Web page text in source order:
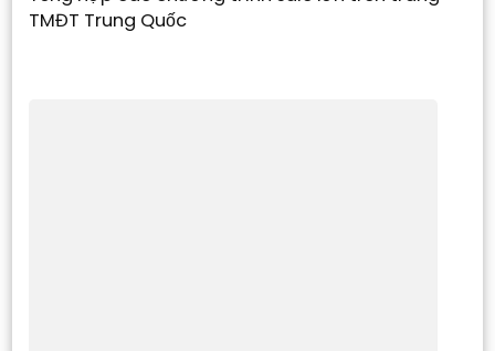
TMĐT Trung Quốc